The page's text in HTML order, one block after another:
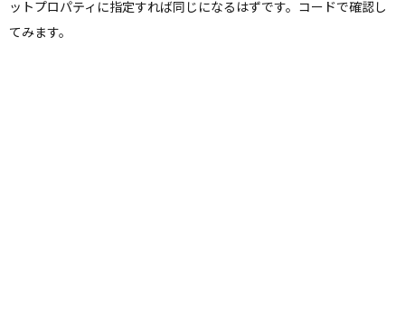
ットプロパティに指定すれば同じになるはずです。コードで確認し
てみます。